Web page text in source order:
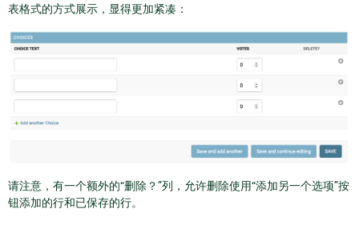
表格式的方式展示，显得更加紧凑：
请注意，有一个额外的“删除？”列，允许删除使用“添加另一个选项”按
钮添加的行和已保存的行。